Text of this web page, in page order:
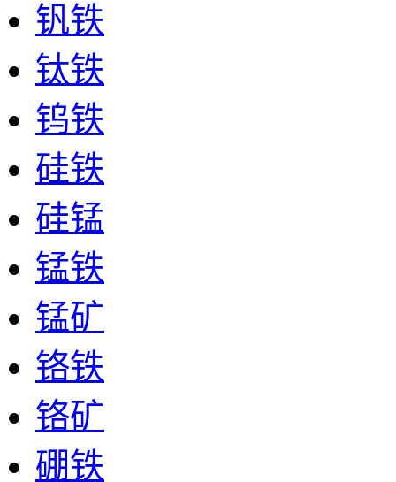
钒铁
钛铁
钨铁
硅铁
硅锰
锰铁
锰矿
铬铁
铬矿
硼铁